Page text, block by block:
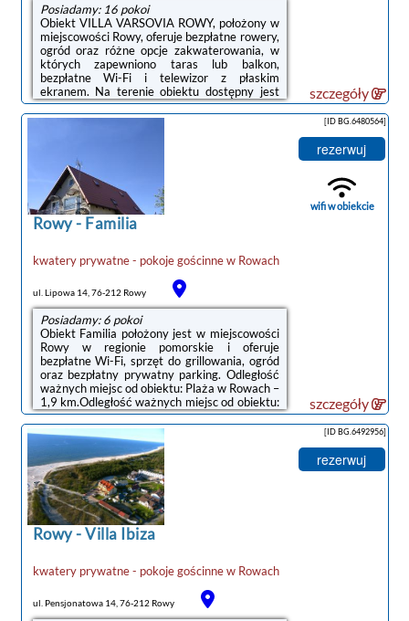
Posiadamy: 16 pokoi
Obiekt VILLA VARSOVIA ROWY, położony w
miejscowości Rowy, oferuje bezpłatne rowery,
ogród oraz różne opcje zakwaterowania, w
których zapewniono taras lub balkon,
bezpłatne Wi-Fi i telewizor z płaskim
ekranem. Na terenie obiektu dostępny jest
prywatny parking.Do dyspozycji Gości jest w
pełni wyposażona prywatna łazienka z
doskonałe warunki do uprawiania trekkingu,
wędkarstwa i jazdy na rowerze.Odległość
ważnych miejsc od obiektu: Plaża w Rowach –
1 km, Słowiński Park Narodowy – 33 km.
Lotnisko ...
szczegóły
Rowy- Familia
kwatery prywatne - pokoje gościnnew Rowach
ul. Lipowa 14, 76-212 Rowy
Posiadamy: 6 pokoi
Obiekt Familia położony jest w miejscowości
Rowy w regionie pomorskie i oferuje
bezpłatne Wi-Fi, sprzęt do grillowania, ogród
oraz bezpłatny prywatny parking. Odległość
ważnych miejsc od obiektu: Plaża w Rowach –
1,9 km.Odległość ważnych miejsc od obiektu:
Słowiński Park Narodowy – 32 km, Aquapark
Jarosławiec – 50 km. Lotnisko Lotnisko
Gdańsk-Rębiechowo znajduje się 133 km od
obiektu.Doba hotelowa od godziny 14:00 do
11:00.W obiekcie obowiązuje zakaz
organizowania wieczorów panieńskich,
kawalerskich itp.Zarządzany przez
gospodarza prywatnego (osobę fizyczną)W
przypadku ...
[ID BG.6480564]
rezerwuj
wifi w obiekcie
szczegóły
Rowy-Villa Ibiza
kwatery prywatne - pokoje gościnnew Rowach
ul. Pensjonatowa 14, 76-212 Rowy
[ID BG.6492956]
rezerwuj